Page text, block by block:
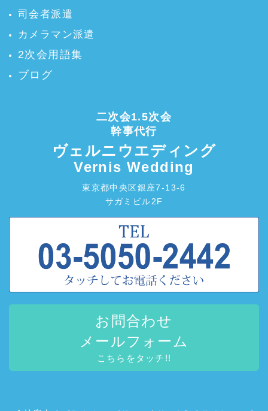
司会者派遣
カメラマン派遣
2次会用語集
ブログ
二次会1.5次会
幹事代行
ヴェルニウエディング
Vernis Wedding
東京都中央区銀座7-13-6
サガミビル2F
お問合わせ
メールフォーム
こちらをタッチ!!